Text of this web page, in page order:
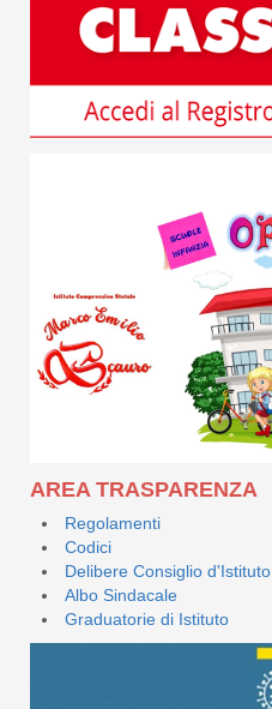
AREA TRASPARENZA
Regolamenti
Codici
Delibere Consiglio d'Istituto
Albo Sindacale
Graduatorie di Istituto